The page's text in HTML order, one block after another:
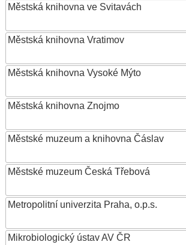
Městská knihovna ve Svitavách
Městská knihovna Vratimov
Městská knihovna Vysoké Mýto
Městská knihovna Znojmo
Městské muzeum a knihovna Čáslav
Městské muzeum Česká Třebová
Metropolitní univerzita Praha, o.p.s.
Mikrobiologický ústav AV ČR